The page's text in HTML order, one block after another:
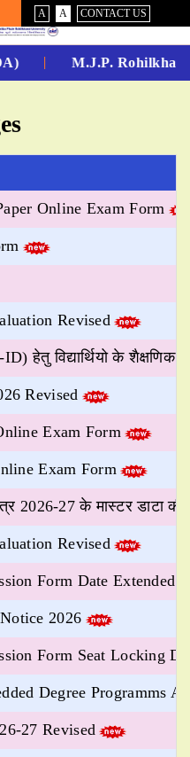
A VISUAL
ASSIST
A NORMAL
CONTACT US
M.J.P. Rohilkhand
Online Exam Form
Revised
हेतु विद्यार्थियो के
Revised
Exam Form
Exam Form
2026-27 के मास्टर डाटा
Revised
Form Date Extended
2026
Form Seat Locking
Degree Programms
27 Revised